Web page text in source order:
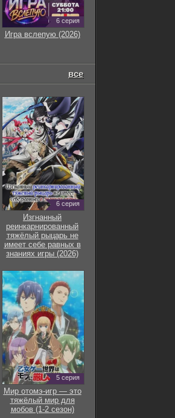
6 серия
Игра вслепую (2026)
все
6 серия
Изгнанный
реинкарнированный
тяжёлый рыцарь не
имеет себе равных в
знаниях игры (2026)
5 серия
Мир отомэ-игр — это
тяжёлый мир для
мобов (1-2 сезон)